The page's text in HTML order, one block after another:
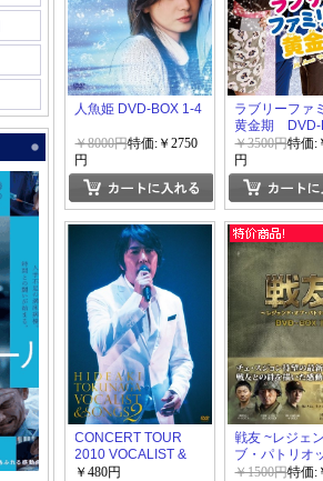
人魚姫 DVD-BOX 1-4
￥8000円特価:￥2750
円
ラブリーファ
黄金期 DVD-
1+2
￥3500円特価:
円
CONCERT TOUR
2010 VOCALIST &
SONGS 2
￥480円
戦友 ~レジェ
ブ・パトリオ
DVD-BOX 1
￥1500円特価: